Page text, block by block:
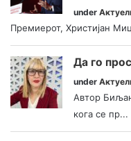
under
Премиерот, Христијан
Да го
under
Автор
кога се пр...